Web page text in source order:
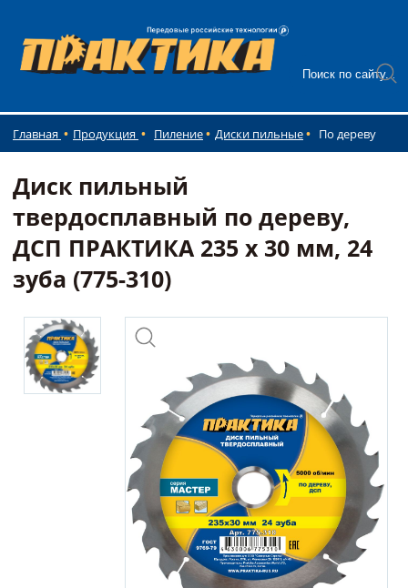
Главная Продукция Пиление Диски пильные По дереву
Диск пильный
твердосплавный по дереву,
ДСП ПРАКТИКА 235 х 30 мм, 24
зуба (775-310)